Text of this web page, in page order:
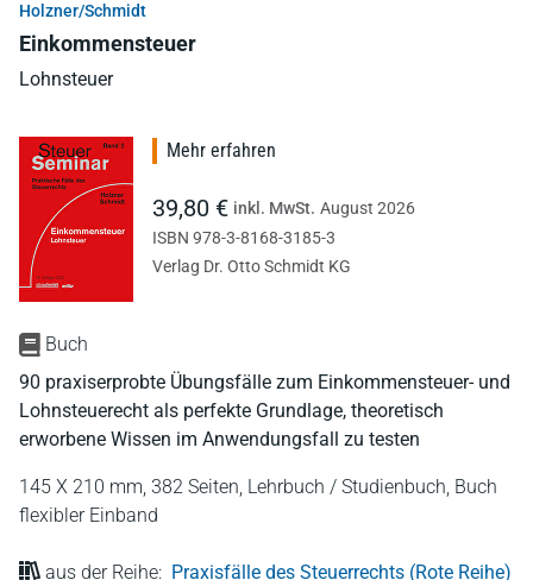
Holzner/Schmidt
Einkommensteuer
Lohnsteuer
Buch
90 praxiserprobte Übungsfälle zum Einkommensteuer- und
Lohnsteuerecht als perfekte Grundlage, theoretisch
erworbene Wissen im Anwendungsfall zu testen
145 X 210 mm, 382 Seiten, Lehrbuch / Studienbuch, Buch
flexibler Einband
aus der Reihe: Praxisfälle des Steuerrechts (Rote Reihe)
Mehr erfahren
39,80 € inkl. MwSt. August 2026
ISBN 978-3-8168-3185-3
Verlag Dr. Otto Schmidt KG